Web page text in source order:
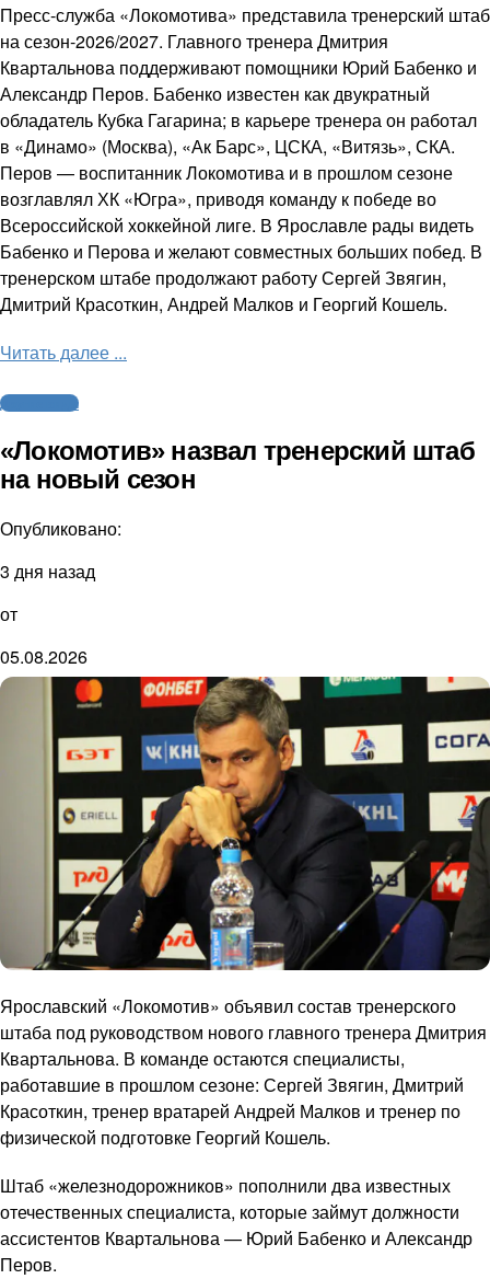
Пресс-служба «Локомотива» представила тренерский штаб
на сезон-2026/2027. Главного тренера Дмитрия
Квартальнова поддерживают помощники Юрий Бабенко и
Александр Перов. Бабенко известен как двукратный
обладатель Кубка Гагарина; в карьере тренера он работал
в «Динамо» (Москва), «Ак Барс», ЦСКА, «Витязь», СКА.
Перов — воспитанник Локомотива и в прошлом сезоне
возглавлял ХК «Югра», приводя команду к победе во
Всероссийской хоккейной лиге. В Ярославле рады видеть
Бабенко и Перова и желают совместных больших побед. В
тренерском штабе продолжают работу Сергей Звягин,
Дмитрий Красоткин, Андрей Малков и Георгий Кошель.
Читать далее ...
Другие виды
«Локомотив» назвал тренерский штаб
на новый сезон
Опубликовано:
3 дня назад
от
05.08.2026
Ярославский «Локомотив» объявил состав тренерского
штаба под руководством нового главного тренера Дмитрия
Квартальнова. В команде остаются специалисты,
работавшие в прошлом сезоне: Сергей Звягин, Дмитрий
Красоткин, тренер вратарей Андрей Малков и тренер по
физической подготовке Георгий Кошель.
Штаб «железнодорожников» пополнили два известных
отечественных специалиста, которые займут должности
ассистентов Квартальнова — Юрий Бабенко и Александр
Перов.